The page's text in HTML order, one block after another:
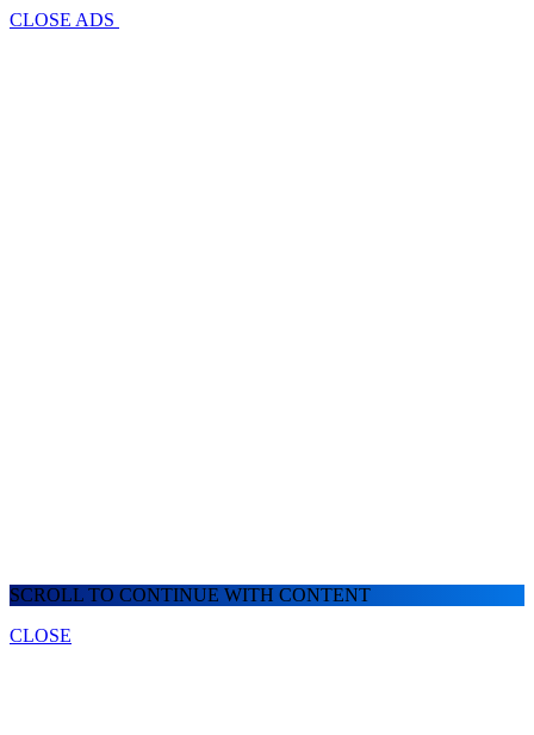
CLOSE ADS
SCROLL TO CONTINUE WITH CONTENT
CLOSE